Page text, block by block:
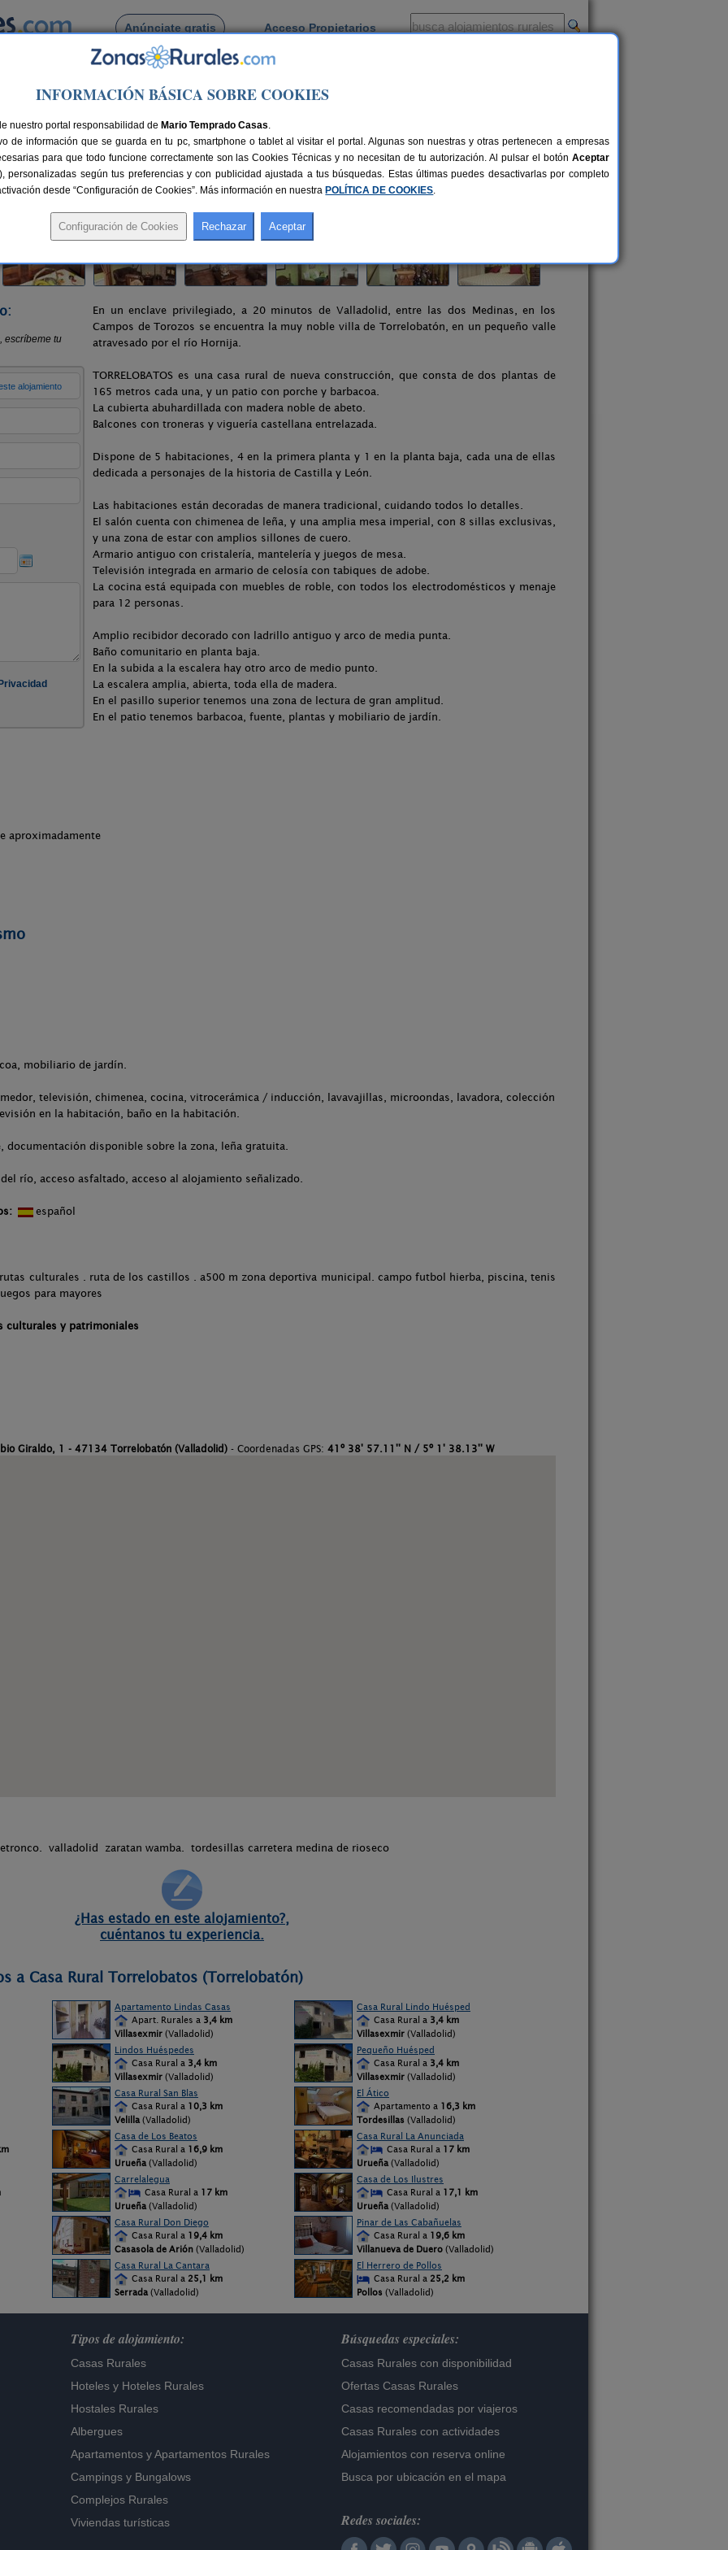
Anúnciate gratis Acceso Propietarios
Busca por pueblo
Torrelobatón> Casa Rural Torrelobatos
10-12+2 plazas 30 km de Valladolid Compartir:
En un enclave privilegiado, a 20 minutos de Valladolid, entre las dos Medinas, en los
Campos de Torozos se encuentra la muy noble villa de Torrelobatón, en un pequeño valle
atravesado por el río Hornija.
TORRELOBATOS es una casa rural de nueva construcción, que consta de dos plantas de
165 metros cada una, y un patio con porche y barbacoa.
La cubierta abuhardillada con madera noble de abeto.
Balcones con troneras y viguería castellana entrelazada.
Dispone de 5 habitaciones, 4 en la primera planta y 1 en la planta baja, cada una de ellas
dedicada a personajes de la historia de Castilla y León.
Las habitaciones están decoradas de manera tradicional, cuidando todos lo detalles.
El salón cuenta con chimenea de leña, y una amplia mesa imperial, con 8 sillas exclusivas,
y una zona de estar con amplios sillones de cuero.
Armario antiguo con cristalería, mantelería y juegos de mesa.
Televisión integrada en armario de celosía con tabiques de adobe.
La cocina está equipada con muebles de roble, con todos los electrodomésticos y menaje
para 12 personas.
Amplio recibidor decorado con ladrillo antiguo y arco de media punta.
Baño comunitario en planta baja.
En la subida a la escalera hay otro arco de medio punto.
La escalera amplia, abierta, toda ella de madera.
En el pasillo superior tenemos una zona de lectura de gran amplitud.
En el patio tenemos barbacoa, fuente, plantas y mobiliario de jardín.
aproximadamente
mobiliario de jardín.
televisión, chimenea, cocina, vitrocerámica / inducción, lavavajillas, microondas, lavadora, colección
en la habitación, baño en la habitación.
documentación disponible sobre la zona, leña gratuita.
río, acceso asfaltado, acceso al alojamiento señalizado.
español
culturales . ruta de los castillos . a500 m zona deportiva municipal. campo futbol hierba, piscina, tenis
para mayores
culturales y patrimoniales
Giraldo, 1 - 47134 Torrelobatón (Valladolid)- Coordenadas GPS: 41º 38' 57.11'' N / 5º 1' 38.13'' W
valladolid zaratan wamba. tordesillas carretera medina de rioseco
¿Has estado en este alojamiento?,
cuéntanos tu experiencia.
a Casa Rural Torrelobatos (Torrelobatón)
Apartamento Lindas Casas
Apart. Rurales a 3,4 km
Villasexmir (Valladolid)
Casa Rural Lindo Huésped
Casa Rural a 3,4 km
Villasexmir (Valladolid)
Lindos Huéspedes
Casa Rural a 3,4 km
Villasexmir (Valladolid)
Pequeño Huésped
Casa Rural a 3,4 km
Villasexmir (Valladolid)
Casa Rural San Blas
Casa Rural a 10,3 km
Velilla (Valladolid)
El Ático
Apartamento a 16,3 km
Tordesillas (Valladolid)
Casa de Los Beatos
Casa Rural a 16,9 km
Urueña (Valladolid)
Casa Rural La Anunciada
Casa Rural a 17 km
Urueña (Valladolid)
Carrelalegua
Casa Rural a 17 km
Urueña (Valladolid)
Casa de Los Ilustres
Casa Rural a 17,1 km
Urueña (Valladolid)
Casa Rural Don Diego
Casa Rural a 19,4 km
Casasola de Arión (Valladolid)
Pinar de Las Cabañuelas
Casa Rural a 19,6 km
Villanueva de Duero (Valladolid)
Casa Rural La Cantara
Casa Rural a 25,1 km
Serrada (Valladolid)
El Herrero de Pollos
Casa Rural a 25,2 km
Pollos (Valladolid)
Tipos de alojamiento:
Casas Rurales
Hoteles y Hoteles Rurales
Hostales Rurales
Albergues
Apartamentos yApartamentos Rurales
Campings y Bungalows
Complejos Rurales
Viviendas turísticas
Búsquedas especiales:
Casas Rurales con disponibilidad
Ofertas Casas Rurales
Casas recomendadas por viajeros
Casas Rurales con actividades
Alojamientos con reserva online
Busca por ubicación en el mapa
Redes sociales:
INFORMACIÓN BÁSICA SOBRE COOKIES
nuestro portal responsabilidad de Mario Temprado Casas.
de información que se guarda en tu pc, smartphone o tablet al visitar el portal. Algunas son nuestras y otras pertenecen a empresas
para que todo funcione correctamente son las Cookies Técnicas y no necesitan de tu autorización. Al pulsar el botón Aceptar
personalizadas según tus preferencias y con publicidad ajustada a tus búsquedas. Estas últimas puedes desactivarlas por completo
desde “Configuración de Cookies”. Más información en nuestra POLÍTICA DE COOKIES.